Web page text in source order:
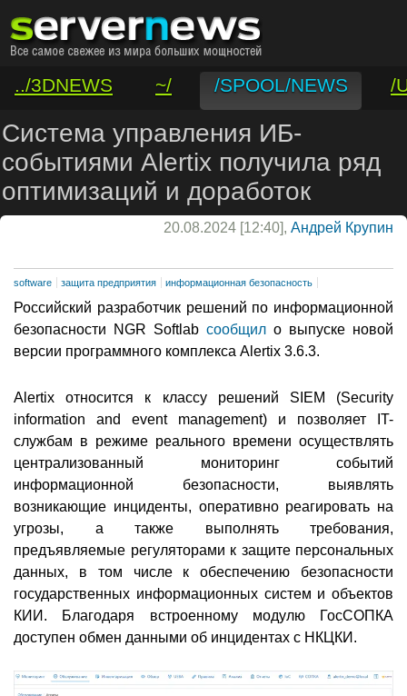
../3DNEWS ~/ /SPOOL/NEWS
/
/VAR/CONTACT
Система управления ИБ-
событиями Alertix получила ряд
оптимизаций и доработок
20.08.2024 [12:40], Андрей Крупин
software защита предприятия информационная безопасность
Российский разработчик решений по информационной
безопасности NGR Softlab сообщил о выпуске новой
версии программного комплекса Alertix 3.6.3.
Alertix относится к классу решений SIEM (Security
information and event management) и позволяет IT-
службам в режиме реального времени осуществлять
централизованный мониторинг событий
информационной безопасности, выявлять
возникающие инциденты, оперативно реагировать на
угрозы, а также выполнять требования,
предъявляемые регуляторами к защите персональных
данных, в том числе к обеспечению безопасности
государственных информационных систем и объектов
КИИ. Благодаря встроенному модулю ГосСОПКА
доступен обмен данными об инцидентах с НКЦКИ.